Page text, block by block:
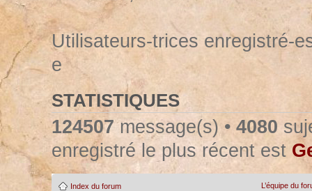
Utilisateurs-trices enregistré-
e
STATISTIQUES
124507message(s) • 4080
enregistré le plus récent est
Index du forum L’équipe du